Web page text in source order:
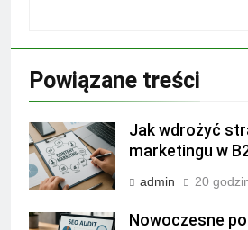
Powiązane treści
Jak wdrożyć
marketingu w
admin 20
Nowoczesne